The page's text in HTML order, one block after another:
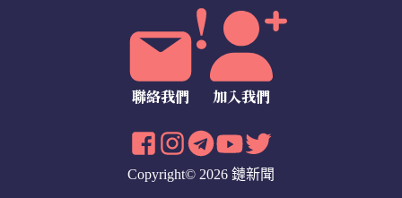
聯絡我們 加入我們
Copyright© 2026 鏈新聞